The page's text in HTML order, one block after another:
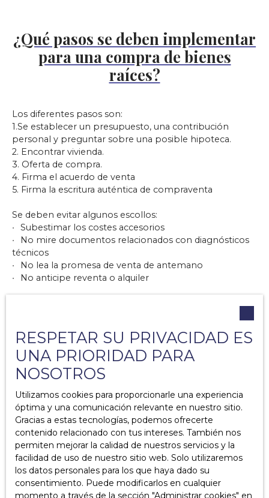
¿Qué pasos se deben implementar
para una compra de bienes
raíces?
Los diferentes pasos son:
1.Se establecer un presupuesto, una contribución
personal y preguntar sobre una posible hipoteca.
2. Encontrar vivienda.
3. Oferta de compra.
4. Firma el acuerdo de venta
5. Firma la escritura auténtica de compraventa
Se deben evitar algunos escollos:
Subestimar los costes accesorios
No mire documentos relacionados con diagnósticos
técnicos
No lea la promesa de venta de antemano
No anticipe reventa o alquiler
Ce qu’il faut retenir :
La oferta de compra, la promesa de venta y el
acuerdo de venta son pasos importantes en el
proceso de compra y venta de una propiedad.
La oferta de compra solo compromete al
comprador a la compra de una propiedad. Esto
RESPETAR SU PRIVACIDAD ES
UNA PRIORIDAD PARA
NOSOTROS
Utilizamos cookies para proporcionarle una experiencia
óptima y una comunicación relevante en nuestro sitio.
Gracias a estas tecnologías, podemos ofrecerte
contenido relacionado con tus intereses. También nos
permiten mejorar la calidad de nuestros servicios y la
facilidad de uso de nuestro sitio web. Solo utilizaremos
los datos personales para los que haya dado su
consentimiento. Puede modificarlos en cualquier
momento a través de la sección ″Administrar cookies″ en